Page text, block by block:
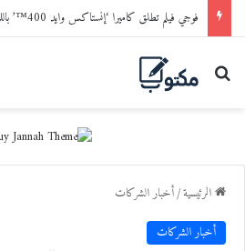
فوجي فيلم تطلق كاميرا ‘إنستاكس وايد 400™’ باللون الجديد ‘JET BLACK’
بحث عن
الرئيسية/أخبار الشركات
أخبار الشركات